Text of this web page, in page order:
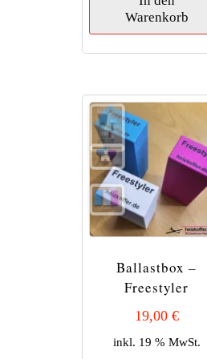
Warenkorb
Ballastbox –
Freestyler
19,00 €
inkl. 19 % MwSt.